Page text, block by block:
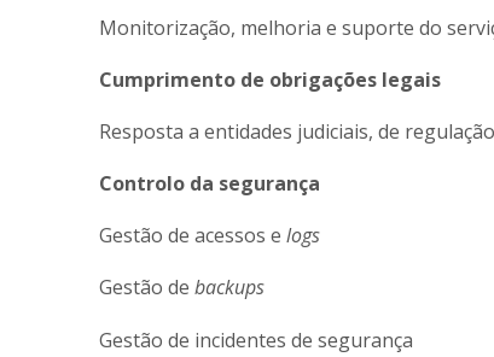
Monitorização, melhoria e suporte do
Cumprimento de obrigações legais
Resposta a entidades judiciais, de
Controlo da segurança
Gestão de acessos e logs
Gestão de backups
Gestão de incidentes de segurança